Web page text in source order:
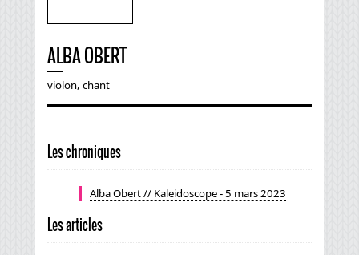
ALBA OBERT
violon, chant
Les chroniques
Alba Obert // Kaleidoscope - 5 mars 2023
Les articles